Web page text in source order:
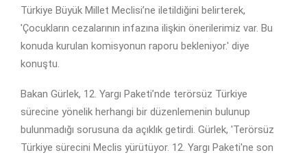
Türkiye Büyük Millet Meclisi’ne iletildiğini belirterek,
'Çocukların cezalarının infazına ilişkin önerilerimiz var. Bu
konuda kurulan komisyonun raporu bekleniyor.' diye
konuştu.
Bakan Gürlek, 12. Yargı Paketi’nde terörsüz Türkiye
sürecine yönelik herhangi bir düzenlemenin bulunup
bulunmadığı sorusuna da açıklık getirdi. Gürlek, 'Terörsüz
Türkiye sürecini Meclis yürütüyor. 12. Yargı Paketi'ne son